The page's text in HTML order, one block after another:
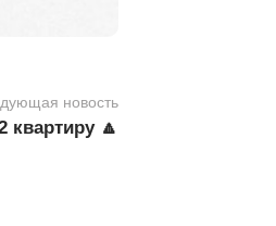
новость
🔼